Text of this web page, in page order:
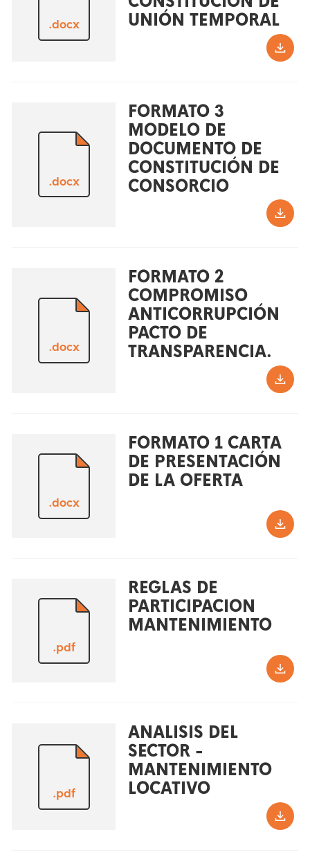
.docx
UNIÓN TEMPORAL
.docx
FORMATO 3
MODELO DE
DOCUMENTO DE
CONSTITUCIÓN DE
CONSORCIO
.docx
FORMATO 2
COMPROMISO
ANTICORRUPCIÓN
PACTO DE
TRANSPARENCIA.
.docx
FORMATO 1 CARTA
DE PRESENTACIÓN
DE LA OFERTA
.pdf
REGLAS DE
PARTICIPACION
MANTENIMIENTO
.pdf
ANALISIS DEL
SECTOR -
MANTENIMIENTO
LOCATIVO